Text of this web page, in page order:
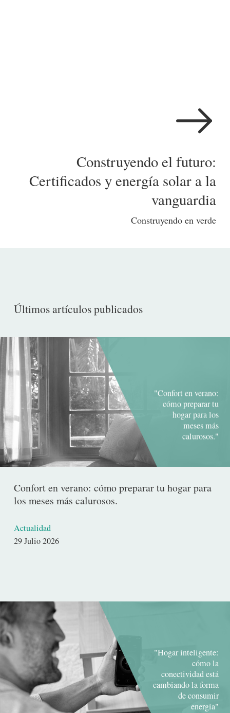
Construyendo el futuro:
Certificados y energía solar a la
vanguardia
Construyendo en verde
Últimos artículos publicados
"Confort en verano:
cómo preparar tu
hogar para los
meses más
calurosos."
Confort en verano: cómo preparar tu hogar para
los meses más calurosos.
Actualidad
Fecha29 Julio 2026
"Hogar inteligente:
cómo la
conectividad está
cambiando la forma
de consumir
energía"